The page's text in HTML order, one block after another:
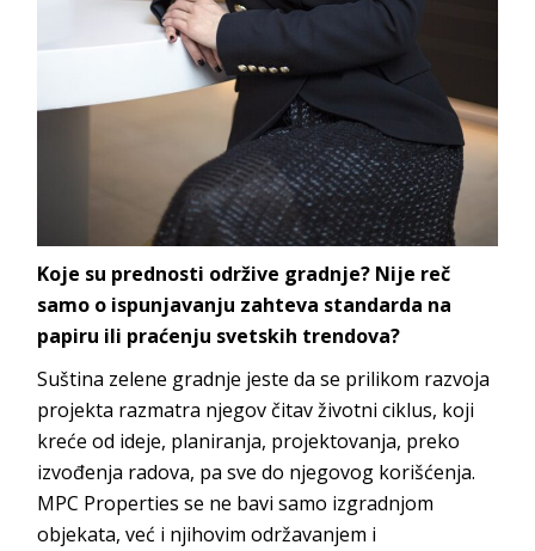
Koje su prednosti održive gradnje? Nije reč
samo o ispunjavanju zahteva standarda na
papiru ili praćenju svetskih trendova?
Suština zelene gradnje jeste da se prilikom razvoja
projekta razmatra njegov čitav životni ciklus, koji
kreće od ideje, planiranja, projektovanja, preko
izvođenja radova, pa sve do njegovog korišćenja.
MPC Properties se ne bavi samo izgradnjom
objekata, već i njihovim održavanjem i